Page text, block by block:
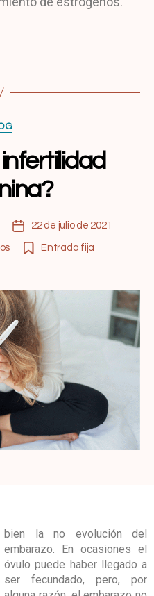
22 de julio de 2021
Entrada fija
bien la no evolución del
embarazo. En ocasiones el
óvulo puede haber llegado a
ser fecundado, pero, por